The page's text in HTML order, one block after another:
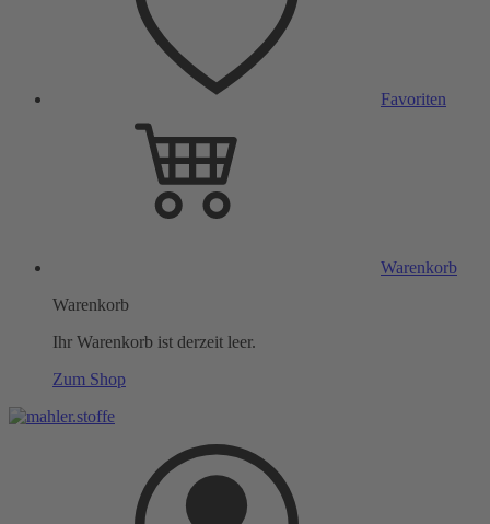
Favoriten
Warenkorb
Warenkorb
Ihr Warenkorb ist derzeit leer.
Zum Shop